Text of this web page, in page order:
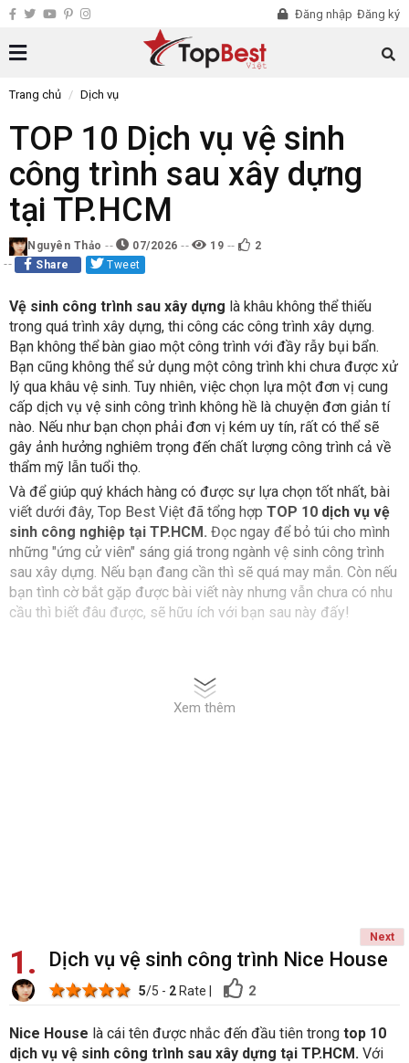
Đăng nhập Đăng ký
Trang chủ Dịch vụ
TOP 10 Dịch vụ vệ sinh
công trình sau xây dựng
tại TP.HCM
Nguyên Thảo 07/2026 19
2
Share
Tweet
Vệ sinh công trình sau xây dựng là khâu không thể thiếu
trong quá trình xây dựng, thi công các công trình xây dựng.
Bạn không thể bàn giao một công trình với đầy rẫy bụi bẩn.
Bạn cũng không thể sử dụng một công trình khi chưa được xử
lý qua khâu vệ sinh. Tuy nhiên, việc chọn lựa một đơn vị cung
cấp dịch vụ vệ sinh công trình không hề là chuyện đơn giản tí
nào. Nếu như bạn chọn phải đơn vị kém uy tín, rất có thể sẽ
gây ảnh hưởng nghiêm trọng đến chất lượng công trình cả về
thẩm mỹ lẫn tuổi thọ.
Và để giúp quý khách hàng có được sự lựa chọn tốt nhất, bài
viết dưới đây, Top Best Việt đã tổng hợp TOP 10 dịch vụ vệ
sinh công nghiệp tại TP.HCM. Đọc ngay để bỏ túi cho mình
những "ứng cử viên" sáng giá trong ngành vệ sinh công trình
sau xây dựng. Nếu bạn đang cần thì sẽ quá may mắn. Còn nếu
bạn tình cờ bắt gặp được bài viết này nhưng vẫn chưa có nhu
cầu thì biết đâu được, sẽ hữu ích với bạn sau này đấy!
Xem thêm
Next
1 Dịch vụ vệ sinh công trình Nice House
5 stars
4 stars
3 stars
2 stars
1 star 5/5 - 2Rate 2
Nice House là cái tên được nhắc đến đầu tiên trong top 10
dịch vụ vệ sinh công trình sau xây dựng tại TP.HCM. Với